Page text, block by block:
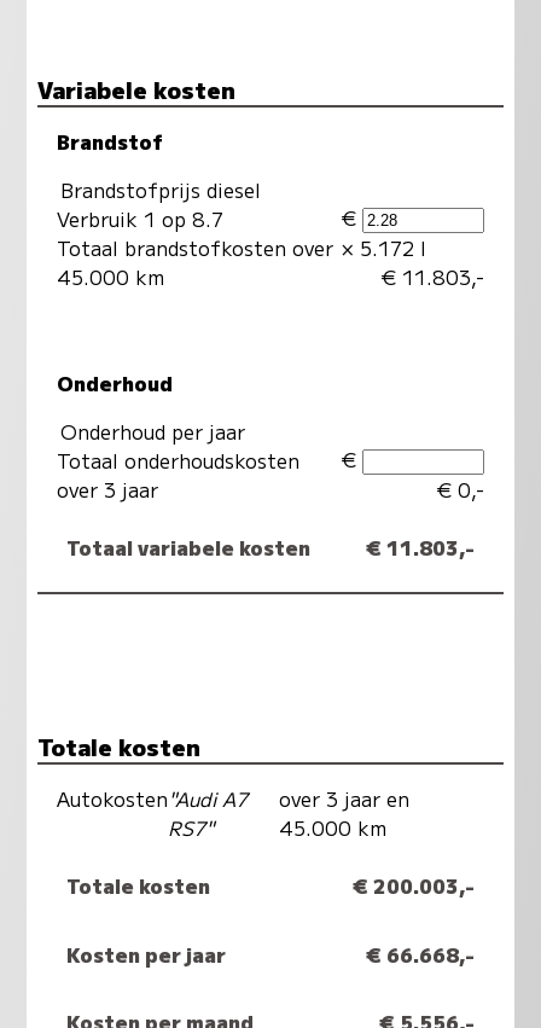
Variabele kosten
Brandstof
Brandstofprijs diesel
Verbruik 1 op 8.7
Totaal brandstofkosten over
45.000 km
€
× 5.172 l
€ 11.803,-
Onderhoud
Onderhoud per jaar
Totaal onderhoudskosten
over 3 jaar
€
€ 0,-
Totaal variabele kosten € 11.803,-
Totale kosten
Autokosten"Audi A7
RS7"
over 3 jaar en
45.000 km
Totale kosten € 200.003,-
Kosten per jaar € 66.668,-